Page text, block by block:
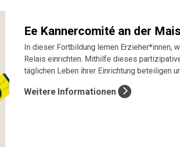
Ee Kannercomité an der
In dieser Fortbildung lernen Erzieher*innen,
Relais einrichten. Mithilfe dieses
täglichen Leben ihrer Einrichtung beteiligen
Weitere Informationen